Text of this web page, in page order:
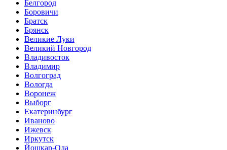
Белгород
Боровичи
Братск
Брянск
Великие Луки
Великий Новгород
Владивосток
Владимир
Волгоград
Вологда
Воронеж
Выборг
Екатеринбург
Иваново
Ижевск
Иркутск
Йошкар-Ола